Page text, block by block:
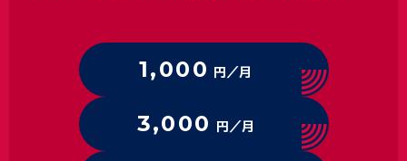
1,000 円／月
3,000 円／月